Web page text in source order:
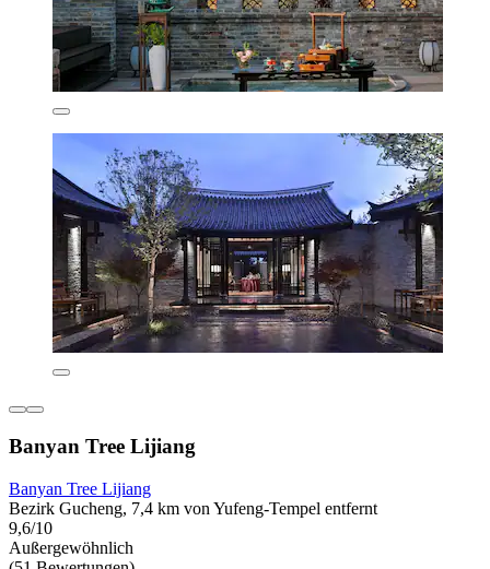
Banyan Tree Lijiang
Banyan Tree Lijiang
Bezirk Gucheng, 7,4 km von Yufeng-Tempel entfernt
9,6/10
Außergewöhnlich